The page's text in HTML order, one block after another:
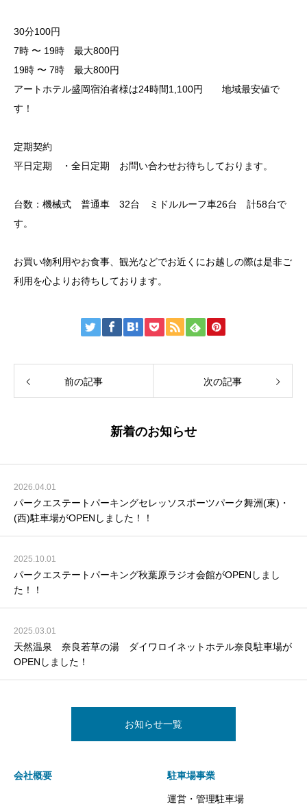
30分100円
7時 〜 19時 最大800円
19時 〜 7時 最大800円
アートホテル盛岡宿泊者様は24時間1,100円 地域最安値で
す！
定期契約
平日定期 ・全日定期 お問い合わせお待ちしております。
台数：機械式 普通車 32台 ミドルルーフ車26台 計58台で
す。
お買い物利用やお食事、観光などでお近くにお越しの際は是非ご
利用を心よりお待ちしております。
前の記事 次の記事
新着のお知らせ
2026.04.01
パークエステートパーキングセレッソスポーツパーク舞洲(東)・
(西)駐車場がOPENしました！！
2025.10.01
パークエステートパーキング秋葉原ラジオ会館がOPENしまし
た！！
2025.03.01
天然温泉 奈良若草の湯 ダイワロイネットホテル奈良駐車場が
OPENしました！
お知らせ一覧
会社概要 駐車場事業
運営・管理駐車場